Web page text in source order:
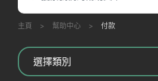
主頁 > 幫助中心 > 付款